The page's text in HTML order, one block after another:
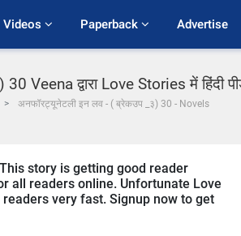
Videos Paperback Advertise
Veena द्वारा Love Stories में हिंदी
अनफॉरट्यूनेटली इन लव - ( ब्रेकउप _३) 30 - Novels
story is getting good reader
all readers online. Unfortunate Love
very fast. Signup now to get